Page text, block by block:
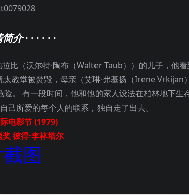
介· · · · · ·
（沃尔特·陶布（Walter Taub））的儿子，他
教堂被焚毁，母亲（艾琳·弗基扬（Irene Vrkijan
。 有一段时间，他和他的家人设法在柏林地下生
所爱的每个人的联系，独自走了出去。
电影节 (1979)
彼得·李林塔尔
图